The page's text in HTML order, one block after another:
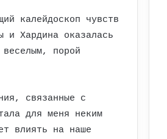
калейдоскоп чувств
и Хардина оказалась
веселым, порой
связанные с
для меня неким
влиять на наше